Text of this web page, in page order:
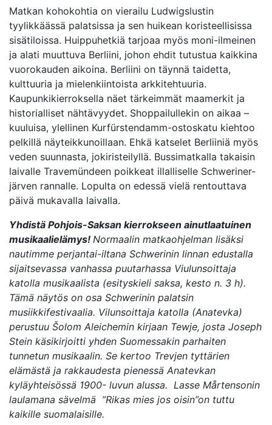
Matkan kohokohtia on vierailu Ludwigslustin
tyylikkäässä palatsissa ja sen huikean koristeellisissa
sisätiloissa. Huippuhetkiä tarjoaa myös moni-ilmeinen
ja alati muuttuva Berliini, johon ehdit tutustua kaikkina
vuorokauden aikoina. Berliini on täynnä taidetta,
kulttuuria ja mielenkiintoista arkkitehtuuria.
Kaupunkikierroksella näet tärkeimmät maamerkit ja
historialliset nähtävyydet. Shoppailullekin on aikaa –
kuuluisa, ylellinen Kurfürstendamm-ostoskatu kiehtoo
pelkillä näyteikkunoillaan. Ehkä katselet Berliiniä myös
veden suunnasta, jokiristeilyllä. Bussimatkalla takaisin
laivalle Travemündeen poikkeat illalliselle Schweriner-
järven rannalle. Lopulta on edessä vielä rentouttava
päivä mukavalla laivalla.
Yhdistä Pohjois-Saksan kierrokseen ainutlaatuinen
musikaalielämys! Normaalin matkaohjelman lisäksi
nautimme perjantai-iltana Schwerinin linnan edustalla
sijaitsevassa vanhassa puutarhassa Viulunsoittaja
katolla musikaalista (esityskieli saksa, kesto n. 3 h).
Tämä näytös on osa Schwerinin palatsin
musiikkifestivaalia. Vilunsoittaja katolla (Anatevka)
perustuu Šolom Aleichemin kirjaan Tewje, josta Joseph
Stein käsikirjoitti yhden Suomessakin parhaiten
tunnetun musikaalin. Se kertoo Trevjen tyttärien
elämästä ja rakkaudesta pienessä Anatevkan
kyläyhteisössä 1900- luvun alussa. Lasse Mårtensonin
laulamana sävelmä ”Rikas mies jos oisin”on tuttu
kaikille suomalaisille.